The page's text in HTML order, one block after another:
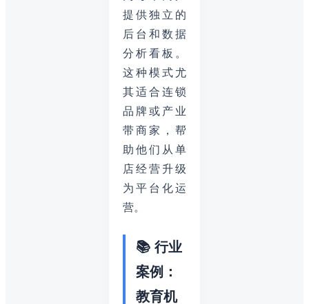
提供独立的
后台和数据
分析看板。
这种模式尤
其适合连锁
品牌或产业
带商家，帮
助他们从单
店经营升级
为平台化运
营。
📚 行业
案例：
教育机